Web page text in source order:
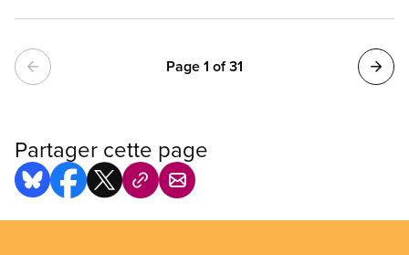
pour leur demander de respecter le processus de
négociation entre WestJet et ses agent(e)s de bord.
Pagination Page 1 of 31
Partager cette page